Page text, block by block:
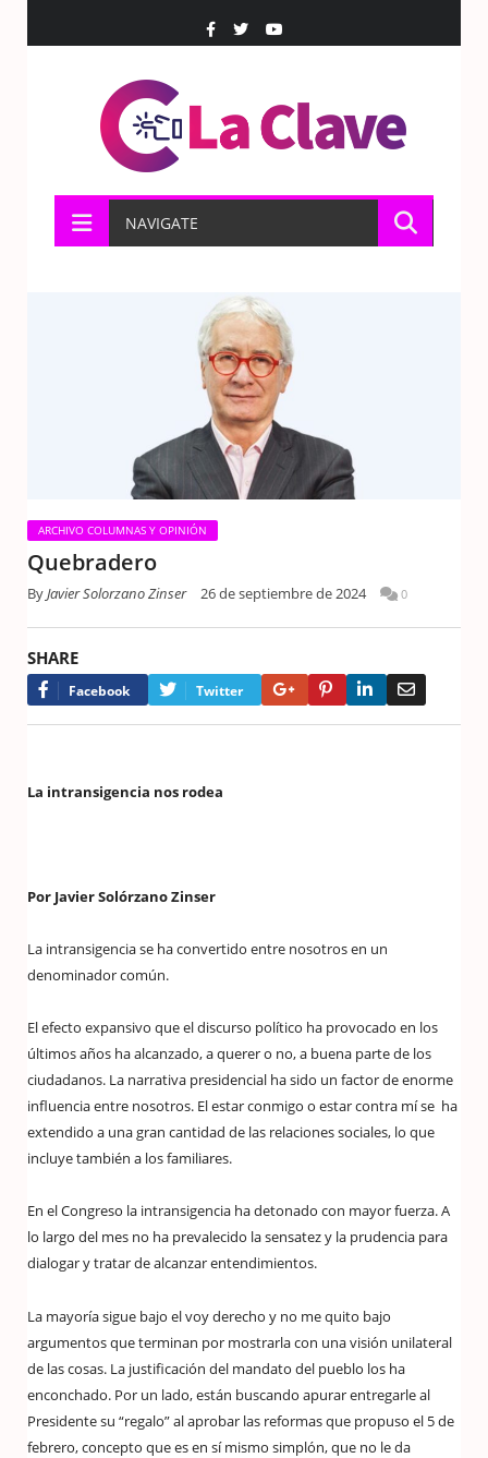
NAVIGATE
ARCHIVO COLUMNAS Y OPINIÓN
Quebradero
ByJavier Solorzano Zinser 26 de septiembre de 2024 0
SHARE
Facebook Twitter Google+PinterestLinkedIn
La intransigencia nos rodea
Por Javier Solórzano Zinser
La intransigencia se ha convertido entre nosotros en un
denominador común.
El efecto expansivo que el discurso político ha provocado en los
últimos años ha alcanzado, a querer o no, a buena parte de los
ciudadanos. La narrativa presidencial ha sido un factor de enorme
influencia entre nosotros. El estar conmigo o estar contra mí se ha
extendido a una gran cantidad de las relaciones sociales, lo que
incluye también a los familiares.
En el Congreso la intransigencia ha detonado con mayor fuerza. A
lo largo del mes no ha prevalecido la sensatez y la prudencia para
dialogar y tratar de alcanzar entendimientos.
La mayoría sigue bajo el voy derecho y no me quito bajo
argumentos que terminan por mostrarla con una visión unilateral
de las cosas. La justificación del mandato del pueblo los ha
enconchado. Por un lado, están buscando apurar entregarle al
Presidente su “regalo” al aprobar las reformas que propuso el 5 de
febrero, concepto que es en sí mismo simplón, que no le da